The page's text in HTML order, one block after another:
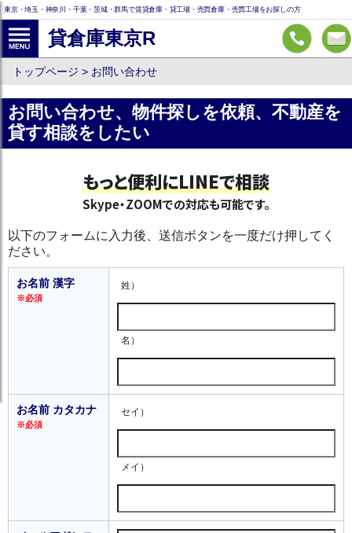
東京・埼玉・神奈川・千葉・茨城・群馬で賃貸倉庫・貸工場・売買倉庫・売買工場をお探しの方
貸倉庫東京R
トップページ お問い合わせ
お問い合わせ、物件探しを依頼、不動産を
貸す相談をしたい
もっと便利にLINEで相談
Skype・ZOOMでの対応も可能です。
以下のフォームに入力後、送信ボタンを一度だけ押してく
ださい。
お名前 漢字
※必須
姓）
名）
お名前 カタカナ
※必須
セイ）
メイ）